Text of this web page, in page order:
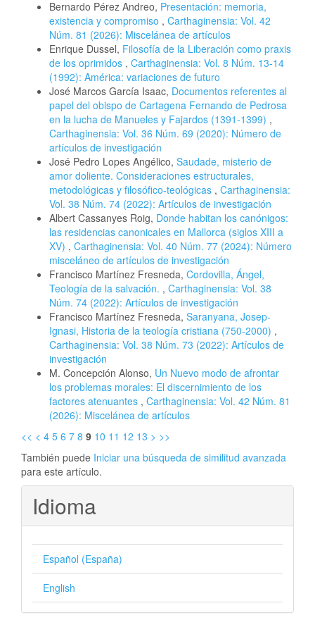
Bernardo Pérez Andreo, Presentación: memoria,
existencia y compromiso , Carthaginensia: Vol. 42
Núm. 81 (2026): Miscelánea de artículos
Enrique Dussel, Filosofía de la Liberación como praxis
de los oprimidos , Carthaginensia: Vol. 8 Núm. 13-14
(1992): América: variaciones de futuro
José Marcos García Isaac, Documentos referentes al
papel del obispo de Cartagena Fernando de Pedrosa
en la lucha de Manueles y Fajardos (1391-1399) ,
Carthaginensia: Vol. 36 Núm. 69 (2020): Número de
artículos de investigación
José Pedro Lopes Angélico, Saudade, misterio de
amor doliente. Consideraciones estructurales,
metodológicas y filosófico-teológicas , Carthaginensia:
Vol. 38 Núm. 74 (2022): Artículos de investigación
Albert Cassanyes Roig, Donde habitan los canónigos:
las residencias canonicales en Mallorca (siglos XIII a
XV) , Carthaginensia: Vol. 40 Núm. 77 (2024): Número
misceláneo de artículos de investigación
Francisco Martínez Fresneda, Cordovilla, Ángel,
Teología de la salvación. , Carthaginensia: Vol. 38
Núm. 74 (2022): Artículos de investigación
Francisco Martínez Fresneda, Saranyana, Josep-
Ignasi, Historia de la teología cristiana (750-2000) ,
Carthaginensia: Vol. 38 Núm. 73 (2022): Artículos de
investigación
M. Concepción Alonso, Un Nuevo modo de afrontar
los problemas morales: El discernimiento de los
factores atenuantes , Carthaginensia: Vol. 42 Núm. 81
(2026): Miscelánea de artículos
<< < 4 5 6 7 8 9 10 11 12 13 > >>
También puede Iniciar una búsqueda de similitud avanzada
para este artículo.
Idioma
Español (España)
English